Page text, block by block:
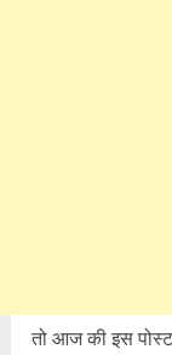
तो आज की इस